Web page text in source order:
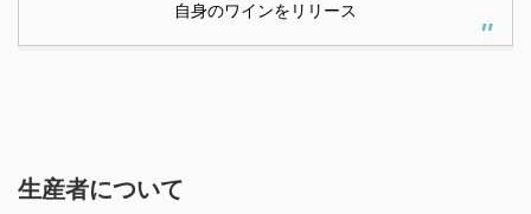
自身のワインをリリース
生産者について